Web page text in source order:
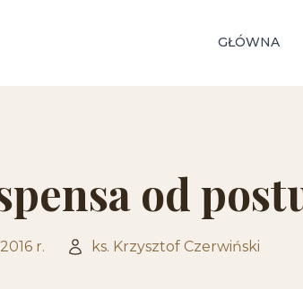
GŁÓWNA
od
r. ks. Krzysztof Czerwiński